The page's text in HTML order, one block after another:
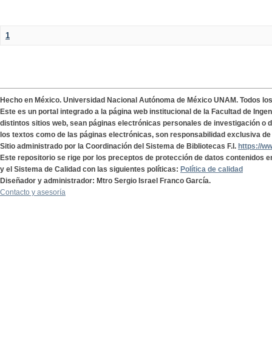
1
Hecho en México. Universidad Nacional Autónoma de México UNAM. Todos
Este es un portal integrado a la página web institucional de la Facultad de
distintos sitios web, sean páginas electrónicas personales de investigación o
los textos como de las páginas electrónicas, son responsabilidad exclusiva
Sitio administrado por la Coordinación del Sistema de Bibliotecas F.I. https://
Este repositorio se rige por los preceptos de protección de datos contenidos
y el Sistema de Calidad con las siguientes políticas: Política de calidad
Diseñador y administrador: Mtro Sergio Israel Franco García.
Contacto y asesoría